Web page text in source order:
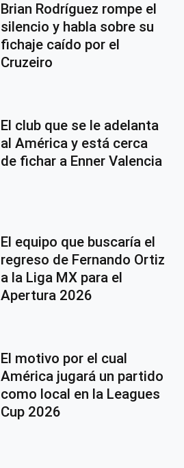
Brian Rodríguez rompe el
silencio y habla sobre su
fichaje caído por el
Cruzeiro
El club que se le adelanta
al América y está cerca
de fichar a Enner Valencia
El equipo que buscaría el
regreso de Fernando Ortiz
a la Liga MX para el
Apertura 2026
El motivo por el cual
América jugará un partido
como local en la Leagues
Cup 2026